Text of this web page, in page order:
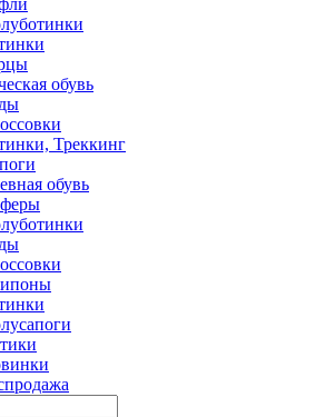
обувь
Треккинг
обувь